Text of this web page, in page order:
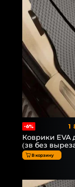
-6% 1
Коврики EVA
(зв без
В корзину